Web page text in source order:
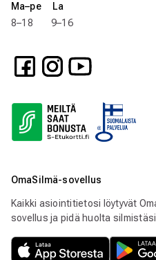
Ma–pe La
8–18 9–16
OmaSilmä-sovellus
Kaikki asiointitietosi löytyvät
sovellus ja pidä huolta